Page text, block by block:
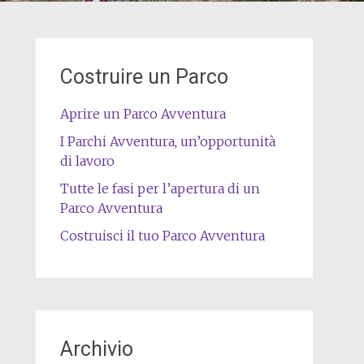
Costruire un Parco
Aprire un Parco Avventura
I Parchi Avventura, un’opportunità
di lavoro
Tutte le fasi per l’apertura di un
Parco Avventura
Costruisci il tuo Parco Avventura
Archivio